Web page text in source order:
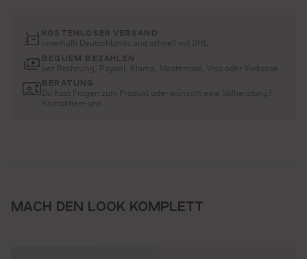
KOSTENLOSER VERSAND
innerhalb Deutschlands und schnell mit DHL
BEQUEM BEZAHLEN
per Rechnung, Paypal, Klarna, Mastercard, Visa oder Vorkasse
BERATUNG
Du hast Fragen zum Produkt oder wünscht eine Stilberatung?
Kontaktiere uns
MACH DEN LOOK KOMPLETT